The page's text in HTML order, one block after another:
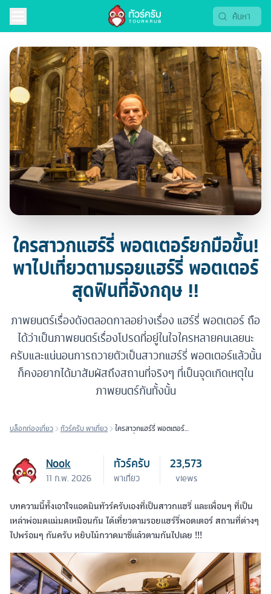
ใครสาวกแฮร์รี่ พอตเตอร์ยกมือขึ้น!
พาไปเที่ยวตามรอยแฮร์รี่ พอตเตอร์
สุดฟินที่อังกฤษ !!
ภาพยนตร์เรื่องดังตลอดกาลอย่างเรื่อง แฮร์รี่ พอตเตอร์ ถือ
ได้ว่าเป็นภาพยนตร์เรื่องโปรดที่อยู่ในใจใครหลายคนเลยนะ
ครับและแน่นอนการถวายตัวเป็นสาวกแฮร์รี่ พอตเตอร์แล้วนั้น
ก็คงอยากได้มาสัมผัสถึงสถานที่จริงๆ ที่เป็นจุดเกิดเหตุใน
ภาพยนตร์กันทั้งนั้น
บล็อกท่องเที่ยว ทัวร์ครับ พาเที่ยว
ใครสาวกแฮร์รี่ พอตเตอร์
อังกฤษ !!
Nook
11 ก.พ. 2026
ทัวร์ครับ
พาเที่ยว
23,573
views
บทความนี้ทั้งเอาใจแอดมินทัวร์ครับเองที่เป็นสาวกแฮรี่ และเพื่อนๆ ที่เป็น
เหล่าพ่อมดแม่มดเหมือนกัน ได้เที่ยวตามรอยแฮร์รี่พอตเตอร์ สถานที่ต่างๆ
ไปพร้อมๆ กันครับ หยิบไม้กวาดมาขี่แล้วตามกันไปเลย !!!